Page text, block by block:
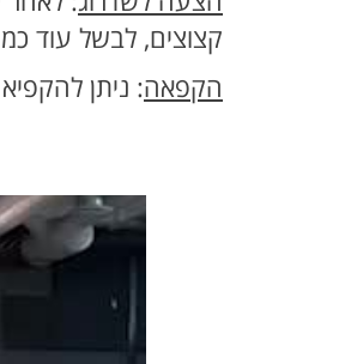
קצוצים, לבשל עוד
הקפאה: ניתן